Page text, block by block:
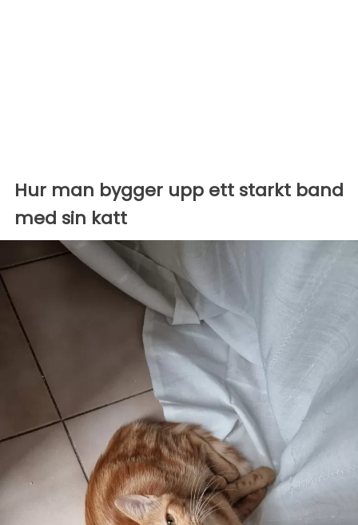
Hur man bygger upp ett starkt band
med sin katt